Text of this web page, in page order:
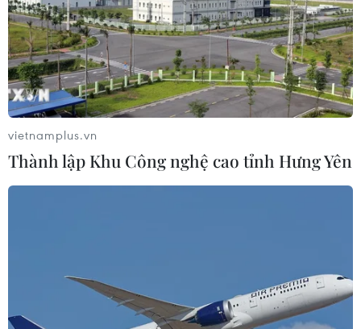
vietnamplus.vn
Thành lập Khu Công nghệ cao tỉnh Hưng Yên